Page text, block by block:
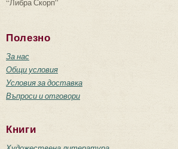
Полезно
За нас
Общи условия
Условия за доставка
Въпроси и отговори
Книги